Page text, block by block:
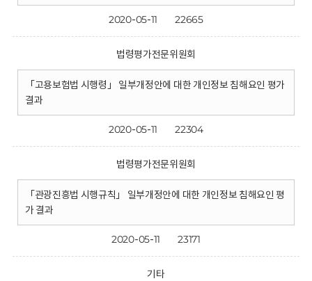
2020-05-11 22665
법령평가전문위원회
「고용보험법 시행령」 일부개정안에 대한 개인정보 침해요인 평가
결과
2020-05-11 22304
법령평가전문위원회
「관광진흥법 시행규칙」 일부개정안에 대한 개인정보 침해요인 평
가 결과
2020-05-11 23171
기타